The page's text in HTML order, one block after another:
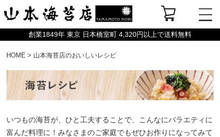
創業1849年 東京 日本橋室町 4,320円以上で送料無料
HOME > 山本海苔店のおいしいレシピ
いつもの海苔が、ひと工夫することで、こんなにバラエティに
富んだ料理に！みなさまのご家庭でもぜひお作りになってみて